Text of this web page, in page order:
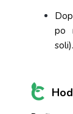
po
soli).